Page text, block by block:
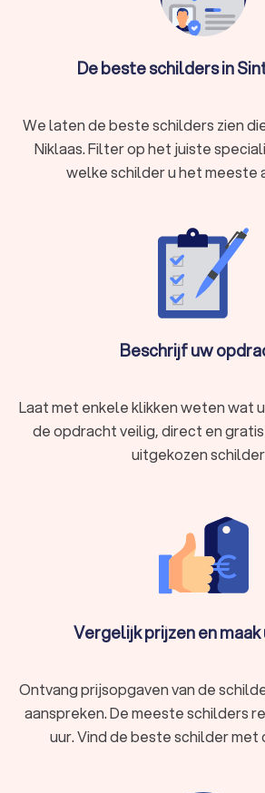
De beste schilders in
We laten de beste schilders zien
Niklaas. Filter op het juiste
welke schilder u het meeste
Beschrijf uw
Laat met enkele klikken weten wat
de opdracht veilig, direct en gratis
uitgekozen
Vergelijk prijzen en maak
Ontvang prijsopgaven van de
aanspreken. De meeste schilders
uur. Vind de beste schilder met